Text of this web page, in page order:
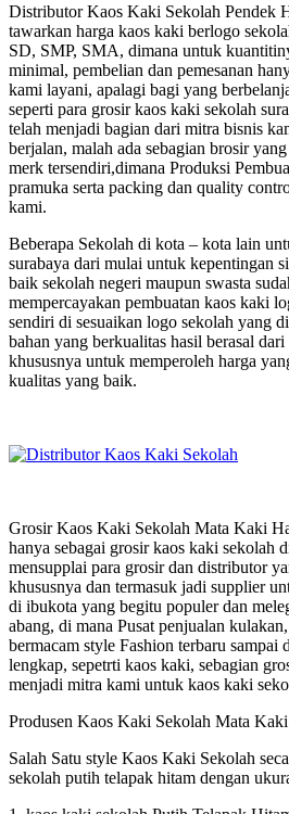
Distributor Kaos Kaki Sekolah Pendek
tawarkan harga kaos kaki berlogo
SD, SMP, SMA, dimana untuk
minimal, pembelian dan pemesanan
kami layani, apalagi bagi yang
seperti para grosir kaos kaki sekolah
telah menjadi bagian dari mitra bisnis
berjalan, malah ada sebagian brosir
merk tersendiri,dimana Produksi
pramuka serta packing dan quality
kami.
Beberapa Sekolah di kota – kota lain
surabaya dari mulai untuk kepentingan
baik sekolah negeri maupun swasta
mempercayakan pembuatan kaos kaki
sendiri di sesuaikan logo sekolah yang
bahan yang berkualitas hasil berasal dari
khususnya untuk memperoleh harga
kualitas yang baik.
Grosir Kaos Kaki Sekolah Mata Kaki
hanya sebagai grosir kaos kaki sekolah
mensupplai para grosir dan distributor
khususnya dan termasuk jadi supplier
di ibukota yang begitu populer dan
abang, di mana Pusat penjualan
bermacam style Fashion terbaru sampai
lengkap, sepetrti kaos kaki, sebagian
menjadi mitra kami untuk kaos kaki
Produsen Kaos Kaki Sekolah Mata
Salah Satu style Kaos Kaki Sekolah
sekolah putih telapak hitam dengan